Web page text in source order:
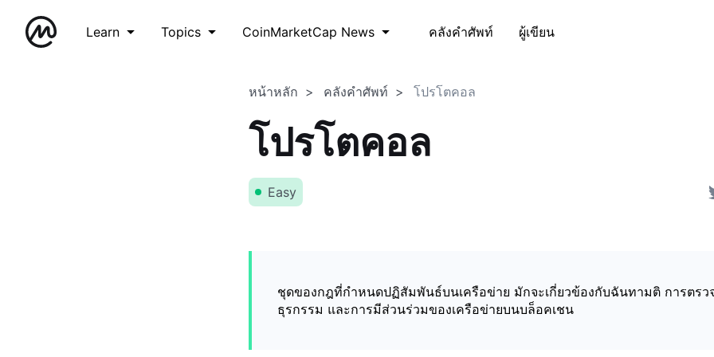
Learn Topics CoinMarketCap News คลังคำศัพท์ ผู้เขียน
หน้าหลัก คลังคำศัพท์ โปรโตคอล
โปรโตคอล
Easy
ชุดของกฎที่กำหนดปฏิสัมพันธ์บนเครือข่าย มักจะเกี่ยวข้องกับฉันทามติ การตรว
ธุรกรรม และการมีส่วนร่วมของเครือข่ายบนบล็อคเชน